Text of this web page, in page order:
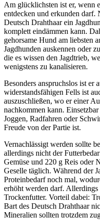
Am glücklichsten ist er, wenn
entdecken und erkunden darf.
Deutsch Drahthaar ein
komplett eindämmen kann.
gehorsame Hund am liebsten
Jagdhunden auskennen oder
die es wissen den Jagdtrieb,
wenigstens zu kanalisieren.
Besonders anspruchslos ist er
widerstandsfähigen Fells ist
auszuschließen, wo er einer
nachkommen kann.
Joggen, Radfahren oder
Freude von der Partie ist.
Vernachlässigt werden sollte
allerdings nicht der
Gemüse und 220 g Reis oder
Geselle täglich. Während der
Proteinbedarf noch mal,
erhöht werden darf. Allerdings
Trockenfutter. Vorteil dabei:
Bart des Deutsch Drahthaar
Mineralien sollten trotzdem